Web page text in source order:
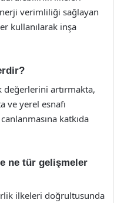
verimliliği sağlayan
kullanılarak inşa
değerlerini artırmakta,
ve yerel esnafı
katkıda
ne tür gelişmeler
ilkeleri doğrultusunda